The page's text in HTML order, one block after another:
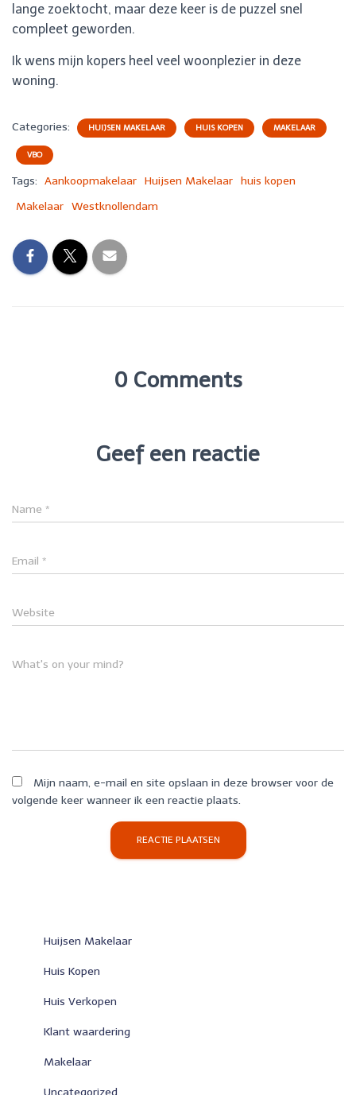
lange zoektocht, maar deze keer is de puzzel snel
compleet geworden.
Ik wens mijn kopers heel veel woonplezier in deze
woning.
Categories: HUIJSEN MAKELAAR HUIS KOPEN MAKELAAR
VBO
Tags: Aankoopmakelaar Huijsen Makelaar huis kopen
Makelaar Westknollendam
0 Comments
Geef een reactie
Name *
Email *
Website
What's on your mind?
Mijn naam, e-mail en site opslaan in deze browser voor de
volgende keer wanneer ik een reactie plaats.
Huijsen Makelaar
Huis Kopen
Huis Verkopen
Klant waardering
Makelaar
Uncategorized